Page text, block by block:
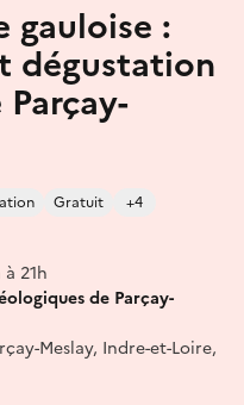
gauloise :
dégustation
Gratuit +4
21h
de Parçay-
Meslay, Indre-et-Loire,